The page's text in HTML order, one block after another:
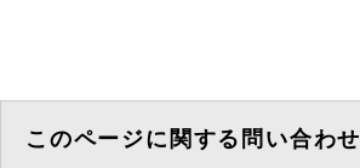
このページに関する問い合わせ